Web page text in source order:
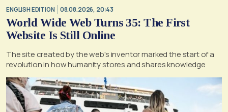
ENGLISH EDITION 08.08.2026, 20:43
World Wide Web Turns 35: The First
Website Is Still Online
The site created by the web's inventor marked the start of a
revolution in how humanity stores and shares knowledge